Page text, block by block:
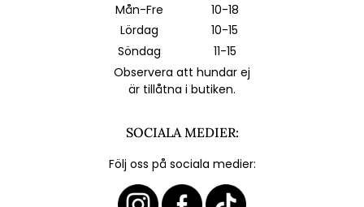
Mån-Fre
10-18
Lördag
10-15
Söndag
11-15
Observera att hundar ej
är tillåtna i butiken.
SOCIALA MEDIER:
Följ oss på sociala medier: